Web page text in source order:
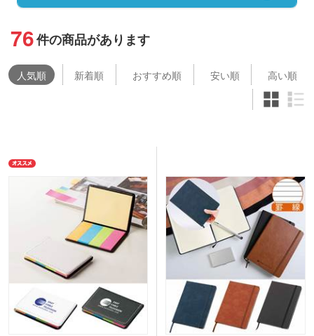
76件の商品があります
人気順 新着順 おすすめ順 安い順 高い順